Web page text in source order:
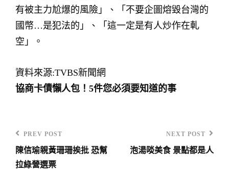
有被主力尬爆的風險」、「不要企圖熔毀台灣的
國幣…是犯法的」、「這一定是有人炒作在軋
空」。
資料來源:TVBS新聞網
協商卡債懶人包！5件您必須要知道的事
文
Previous
Post
PREV POST
陳信瑜親黃珊珊挨批 恐幫
拉綠營選票
Post
NEXT POST
泡湯啖美食 景點都是人